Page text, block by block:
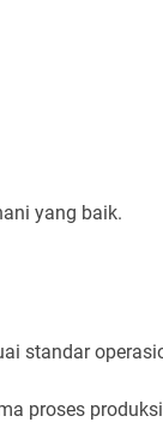
yang baik.
standar
proses